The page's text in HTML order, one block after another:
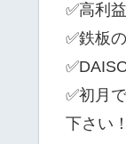
✅高利
✅鉄板
✅初月
下さい！